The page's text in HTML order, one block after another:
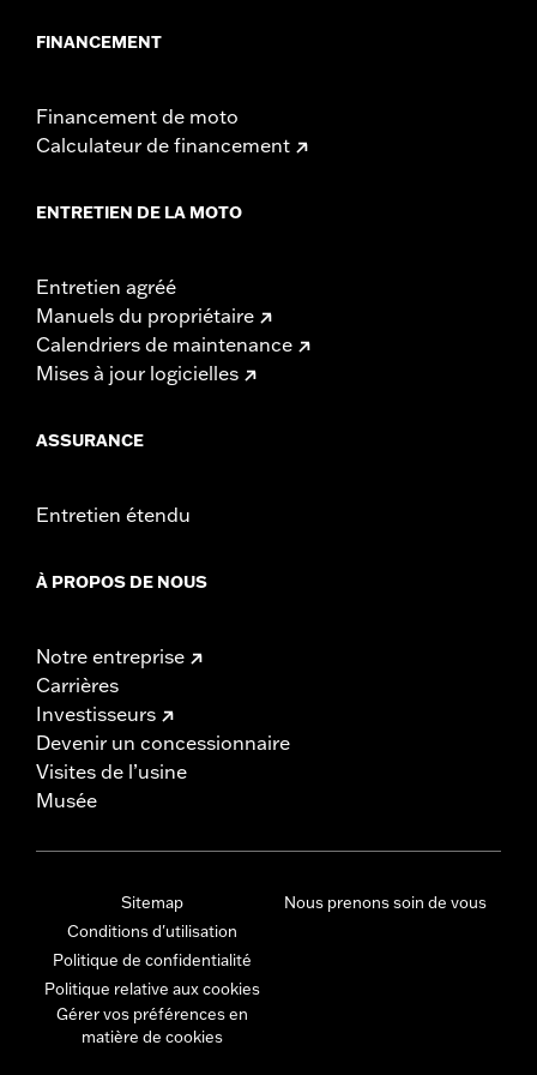
FINANCEMENT
Financement de moto
Calculateur de financement
ENTRETIEN DE LA MOTO
Entretien agréé
Manuels du propriétaire
Calendriers de maintenance
Mises à jour logicielles
ASSURANCE
Entretien étendu
À PROPOS DE NOUS
Notre entreprise
Carrières
Investisseurs
Devenir un concessionnaire
Visites de l’usine
Musée
Sitemap
Conditions d'utilisation
Politique de confidentialité
Politique relative aux cookies
Gérer vos préférences en
matière de cookies
Nous prenons soin de vous